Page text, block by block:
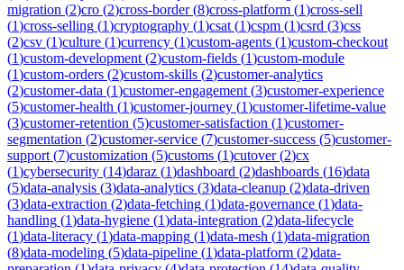
migration (2)cro (2)cross-border(8)cross-platform (1)cross-sell
(1)cross-selling (1)cryptography (1)csat (1)cspm (1)csrd (3)css
(2)csv (1)culture (1)currency (1)custom-agents (1)custom-checkout
(1)custom-development (2)custom-fields (1)custom-module
(1)custom-orders (2)custom-skills (2)customer-analytics
(2)customer-data (1)customer-engagement (3)customer-experience
(5)customer-health (1)customer-journey (1)customer-lifetime-value
(3)customer-retention (5)customer-satisfaction (1)customer-
segmentation (2)customer-service (7)customer-success (5)customer-
support (7)customization (5)customs (1)cutover(2)cx
(1)cybersecurity (14)daraz (1)dashboard (2)dashboards (16)data
(5)data-analysis (3)data-analytics (3)data-cleanup (2)data-driven
(3)data-extraction (2)data-fetching (1)data-governance (1)data-
handling (1)data-hygiene (1)data-integration (2)data-lifecycle
(1)data-literacy (1)data-mapping (1)data-mesh (1)data-migration
(8)data-modeling (5)data-pipeline (1)data-platform (2)data-